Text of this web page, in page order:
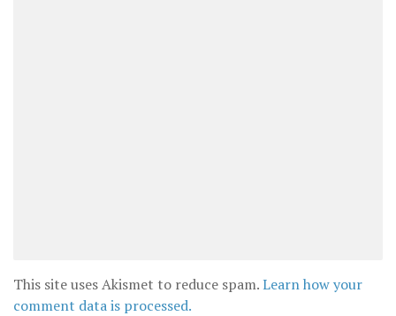
This site uses Akismet to reduce spam.Learn how your
comment data is processed.